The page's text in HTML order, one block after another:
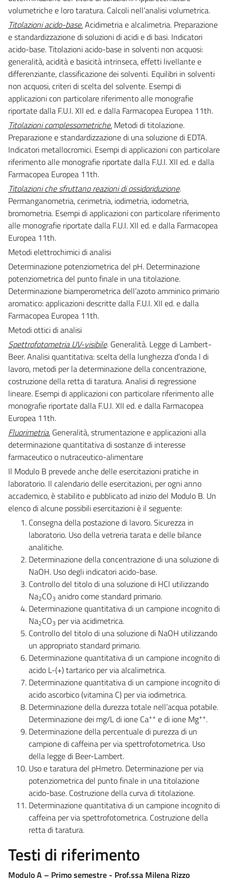
volumetriche e loro taratura. Calcoli nell’analisi volumetrica.
Titolazioni acido-base.Acidimetria e alcalimetria. Preparazione
e standardizzazione di soluzioni di acidi e di basi. Indicatori
acido-base. Titolazioni acido-base in solventi non acquosi:
generalità, acidità e basicità intrinseca, effetti livellante e
differenziante, classificazione dei solventi. Equilibri in solventi
non acquosi, criteri di scelta del solvente. Esempi di
applicazioni con particolare riferimento alle monografie
riportate dalla F.U.I. XII ed. e dalla Farmacopea Europea 11th.
Titolazioni complessometriche. Metodi di titolazione.
Preparazione e standardizzazione di una soluzione di EDTA.
Indicatori metallocromici. Esempi di applicazioni con particolare
riferimento alle monografie riportate dalla F.U.I. XII ed. e dalla
Farmacopea Europea 11th.
Titolazioni che sfruttano reazioni di ossidoriduzione.
Permanganometria, cerimetria, iodimetria, iodometria,
bromometria. Esempi di applicazioni con particolare riferimento
alle monografie riportate dalla F.U.I. XII ed. e dalla Farmacopea
Europea 11th.
Metodi elettrochimici di analisi
Determinazione potenziometrica del pH. Determinazione
potenziometrica del punto finale in una titolazione.
Determinazione biamperometrica dell’azoto amminico primario
aromatico: applicazioni descritte dalla F.U.I. XII ed. e dalla
Farmacopea Europea 11th.
Metodi ottici di analisi
Spettrofotometria UV-visibile. Generalità. Legge di Lambert-
Beer. Analisi quantitativa: scelta della lunghezza d’onda l di
lavoro, metodi per la determinazione della concentrazione,
costruzione della retta di taratura. Analisi di regressione
lineare. Esempi di applicazioni con particolare riferimento alle
monografie riportate dalla F.U.I. XII ed. e dalla Farmacopea
Europea 11th.
Fluorimetria. Generalità, strumentazione e applicazioni alla
determinazione quantitativa di sostanze di interesse
farmaceutico o nutraceutico-alimentare
Il Modulo B prevede anche delle esercitazioni pratiche in
laboratorio. Il calendario delle esercitazioni, per ogni anno
accademico, è stabilito e pubblicato ad inizio del Modulo B. Un
elenco di alcune possibili esercitazioni è il seguente:
Consegna della postazione di lavoro. Sicurezza in
laboratorio. Uso della vetreria tarata e delle bilance
analitiche.
Determinazione della concentrazione di una soluzione di
NaOH. Uso degli indicatori acido-base.
Controllo del titolo di una soluzione di HCl utilizzando
Na2CO3 anidro come standard primario.
Determinazione quantitativa di un campione incognito di
Na2CO3 per via acidimetrica.
Controllo del titolo di una soluzione di NaOH utilizzando
un appropriato standard primario.
Determinazione quantitativa di un campione incognito di
acido L-(+) tartarico per via alcalimetrica.
Determinazione quantitativa di un campione incognito di
acido ascorbico (vitamina C) per via iodimetrica.
Determinazione della durezza totale nell’acqua potabile.
Determinazione dei mg/L di ione Ca++ e di ione Mg++.
Determinazione della percentuale di purezza di un
campione di caffeina per via spettrofotometrica. Uso
della legge di Beer-Lambert.
Uso e taratura del pHmetro. Determinazione per via
potenziometrica del punto finale in una titolazione
acido-base. Costruzione della curva di titolazione.
Determinazione quantitativa di un campione incognito di
caffeina per via spettrofotometrica. Costruzione della
retta di taratura.
Testi di riferimento
Modulo A – Primo semestre - Prof.ssa Milena Rizzo